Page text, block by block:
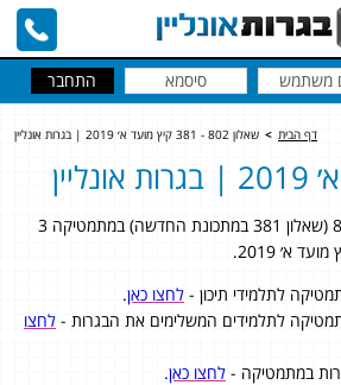
דף הבית > שאלון 802 - 381 קיץ מועד א׳ 2019 | בגרות אונליין
להלן טופס שאלון מספר 802 (שאלון 381 במתכונת החדשה) במתמטיקה 3
א׳ 2019.
לתלמידי תיכון - לחצו כאן.
לתלמידים המשלימים את הבגרות - לחצו
במתמטיקה - לחצו כאן.